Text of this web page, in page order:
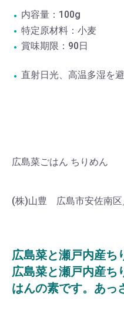
内容量：100g
特定原材料：小麦
賞味期限：90日
直射日光、高温多湿を
広島菜ごはん ちりめん
(株)山豊 広島市安佐南区
広島菜と瀬戸内産ち
広島菜と瀬戸内産ち
はんの素です。あっ